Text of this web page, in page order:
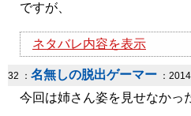
ですが、
ネタバレ内容を表示
32 ： 名無しの脱出ゲーマー ：
今回は姉さん姿を見せなかっ